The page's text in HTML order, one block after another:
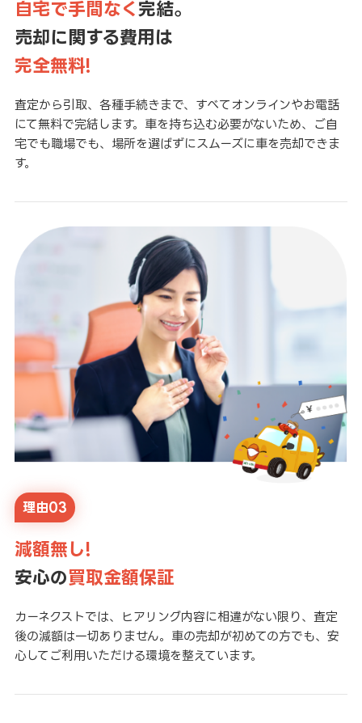
自宅で手間なく 完結。
売却に関する費用は
完全無料!
査定から引取、各種手続きまで、すべてオンラインやお電話
にて無料で完結します。車を持ち込む必要がないため、ご自
宅でも職場でも、場所を選ばずにスムーズに車を売却できま
す。
理由03
減額無し!
安心の買取金額保証
カーネクストでは、ヒアリング内容に相違がない限り、査定
後の減額は一切ありません。車の売却が初めての方でも、安
心してご利用いただける環境を整えています。